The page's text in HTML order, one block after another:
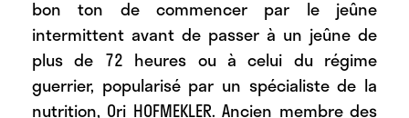
bon ton de commencer par le jeûne
intermittent avant de passer à un jeûne de
plus de 72 heures ou à celui du régime
guerrier, popularisé par un spécialiste de la
nutrition, Ori HOFMEKLER. Ancien membre des